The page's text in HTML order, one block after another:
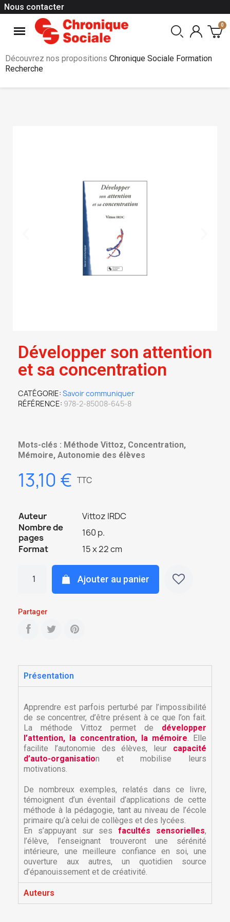
Nous contacter
Découvrez nos propositions Chronique Sociale Formation
Recherche
Développer son attention
et sa concentration
CATÉGORIE Savoir communiquer
RÉFÉRENCE 978-2-85008-645-8
Mots-clés : Méthode Vittoz, Concentration,
Mémoire, Autonomie des élèves
13,10 € TTC
Auteur
Vittoz IRDC
Nombre de
pages
160 p.
Format
15 x 22 cm
Ajouter au panier
Partager
Présentation
Apprendre est parfois perturbé par l’impossibilité
de se concentrer, d’être présent à ce que l’on fait.
La méthode Vittoz permet de développer
l’attention, la concentration, la mémoire. Elle
facilite l’autonomie des élèves, leur capacité
d’auto-organisation et mobilise leurs
motivations.
De nombreux exemples, relatés dans ce livre,
témoignent d’un éventail d’applications de cette
méthode à la pédagogie, tant au niveau de l’école
primaire qu’à celui de collèges et des lycées.
En s’appuyant sur sesfacultés sensorielles,
l’élève, l’enseignant trouveront une sérénité
intérieure, une meilleure confiance en soi, une
ouverture aux autres, un quotidien source
d’épanouissement et de créativité.
Auteurs